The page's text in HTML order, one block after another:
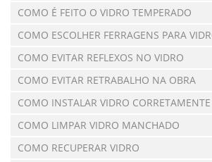
COMO É FEITO O VIDRO TEMPERADO
COMO ESCOLHER FERRAGENS PARA
COMO EVITAR REFLEXOS NO VIDRO
COMO EVITAR RETRABALHO NA OBRA
COMO INSTALAR VIDRO CORRETAMENTE
COMO LIMPAR VIDRO MANCHADO
COMO RECUPERAR VIDRO